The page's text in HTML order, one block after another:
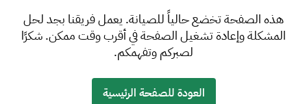
هذه الصفحة تخضع حالياً للصيانة. يعمل فريقنا بجد لحل
المشكلة وإعادة تشغيل الصفحة في أقرب وقت ممكن. شكرًا
لصبركم وتفهمكم.
العودة للصفحة الرئيسية